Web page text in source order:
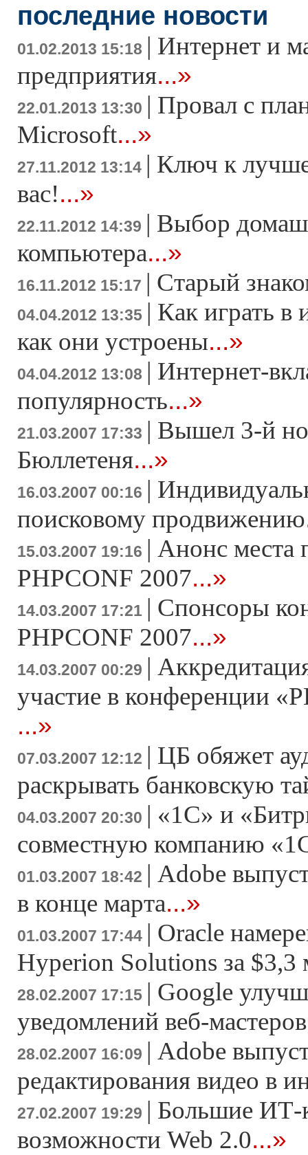
последние новости
01.02.2013 15:18 | Интернет и
предприятия...»
22.01.2013 13:30 | Провал с
Microsoft...»
27.11.2012 13:14 | Ключ к
вас!...»
22.11.2012 14:39 | Выбор
компьютера...»
16.11.2012 15:17 | Старый
04.04.2012 13:35 | Как играть в
как они устроены...»
04.04.2012 13:08 | Интернет-
популярность...»
21.03.2007 17:33 | Вышел 3-й
Бюллетеня...»
16.03.2007 00:16 |
поисковому продвижению
15.03.2007 19:16 | Анонс места
PHPCONF 2007...»
14.03.2007 17:21 | Спонсоры
PHPCONF 2007...»
14.03.2007 00:29 |
участие в конференции
...»
07.03.2007 12:12 | ЦБ обяжет
раскрывать банковскую
04.03.2007 20:30 | «1С» и
совместную компанию
01.03.2007 18:42 | Adobe
в конце марта...»
01.03.2007 17:44 | Oracle
Hyperion Solutions за
28.02.2007 17:15 | Google
уведомлений веб-мастеров
28.02.2007 16:09 | Adobe
редактирования видео в
27.02.2007 19:29 | Большие ИТ-
возможности Web 2.0...»